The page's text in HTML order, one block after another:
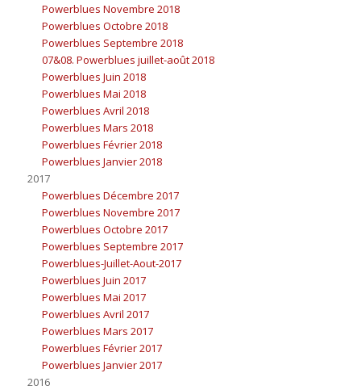
Powerblues Novembre 2018
Powerblues Octobre 2018
Powerblues Septembre 2018
07&08. Powerblues juillet-août 2018
Powerblues Juin 2018
Powerblues Mai 2018
Powerblues Avril 2018
Powerblues Mars 2018
Powerblues Février 2018
Powerblues Janvier 2018
2017
Powerblues Décembre 2017
Powerblues Novembre 2017
Powerblues Octobre 2017
Powerblues Septembre 2017
Powerblues-Juillet-Aout-2017
Powerblues Juin 2017
Powerblues Mai 2017
Powerblues Avril 2017
Powerblues Mars 2017
Powerblues Février 2017
Powerblues Janvier 2017
2016